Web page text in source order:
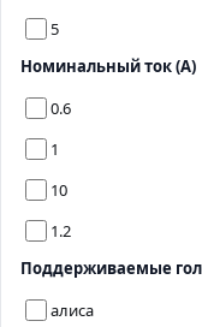
5
Номинальный ток (А)
0.6
1
10
1.2
Поддерживаемые
алиса